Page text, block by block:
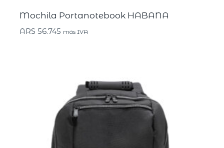
Mochila Portanotebook HABANA
ARS 56.745 más IVA